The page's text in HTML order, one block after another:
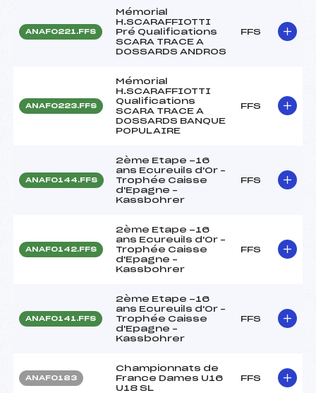
ANAF0221.FFS
Mémorial
H.SCARAFFIOTTI
Pré Qualifications
SCARA TRACE A
DOSSARDS ANDROS
FFS
ANAF0223.FFS
Mémorial
H.SCARAFFIOTTI
Qualifications
SCARA TRACE A
DOSSARDS BANQUE
POPULAIRE
FFS
ANAF0144.FFS
2ème Etape -16
ans Ecureuils d'Or –
Trophée Caisse
d'Epagne –
Kassbohrer
FFS
ANAF0142.FFS
2ème Etape -16
ans Ecureuils d'Or –
Trophée Caisse
d'Epagne –
Kassbohrer
FFS
ANAF0141.FFS
2ème Etape -16
ans Ecureuils d'Or –
Trophée Caisse
d'Epagne –
Kassbohrer
FFS
ANAF0183
Championnats de
France Dames U16
U18 SL
FFS